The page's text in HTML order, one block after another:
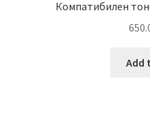
Компатибилен
Add